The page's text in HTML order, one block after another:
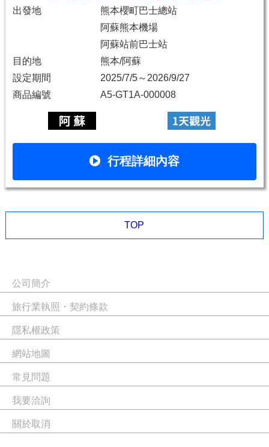
出發地
熊本櫻町巴士總站
阿蘇熊本機場
阿蘇站前巴士站
目的地
熊本/阿蘇
設定期間
2025/7/5～2026/9/27
商品編號
A5-GT1A-000008
行程詳細內容
TOP
公司簡介
旅行業執照・契約條款
隱私權政策
網站地圖
常見問題
我要洽詢
關於取消